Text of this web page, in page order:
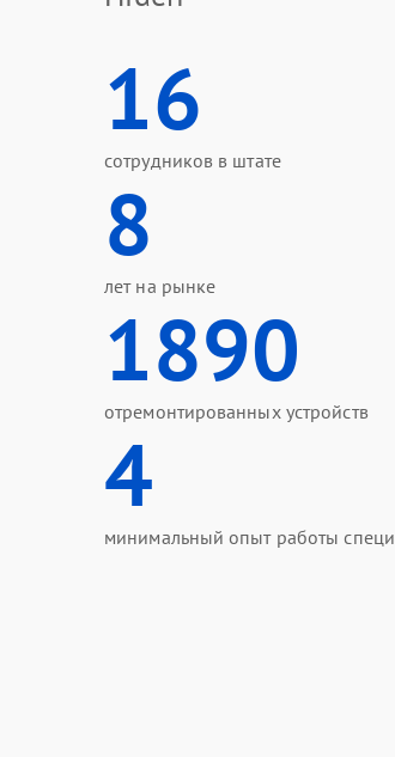
16
сотрудников в штате
8
лет на рынке
1890
отремонтированных устройств
4
минимальный опыт работы